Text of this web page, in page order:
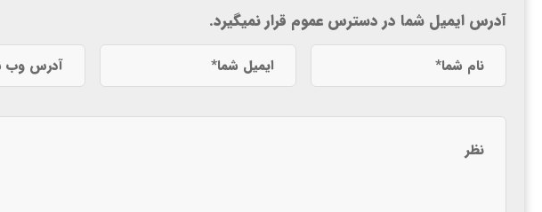
آدرس ایمیل شما در دسترس عموم قرار نمیگیرد.